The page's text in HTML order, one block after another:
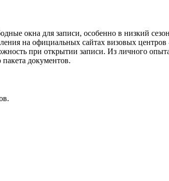
окна для записи, особенно в низкий
на официальных сайтах визовых
при открытии записи. Из личного
документов.